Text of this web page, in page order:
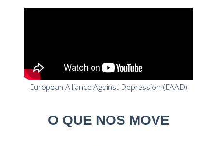
European Alliance Against Depression (EAAD)
O QUE NOS MOVE